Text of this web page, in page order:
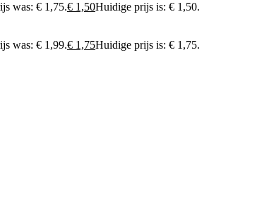
was: € 1,75.€ 1,50Huidige prijs is: € 1,50.
was: € 1,99.€ 1,75Huidige prijs is: € 1,75.